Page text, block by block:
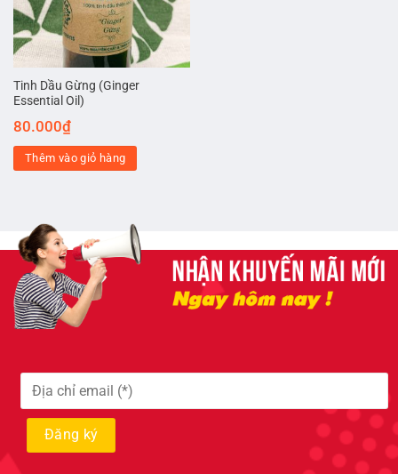
Tinh Dầu Gừng (Ginger
Essential Oil)
80.000₫
Thêm vào giỏ hàng